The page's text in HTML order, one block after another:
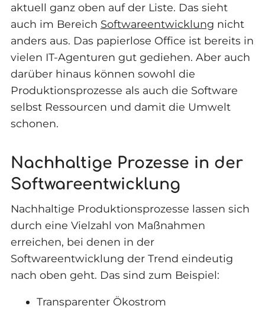
aktuell ganz oben auf der Liste. Das sieht
auch im Bereich Softwareentwicklung nicht
anders aus. Das papierlose Office ist bereits in
vielen IT-Agenturen gut gediehen. Aber auch
darüber hinaus können sowohl die
Produktionsprozesse als auch die Software
selbst Ressourcen und damit die Umwelt
schonen.
Nachhaltige Prozesse in der
Softwareentwicklung
Nachhaltige Produktionsprozesse lassen sich
durch eine Vielzahl von Maßnahmen
erreichen, bei denen in der
Softwareentwicklung der Trend eindeutig
nach oben geht. Das sind zum Beispiel:
Transparenter Ökostrom